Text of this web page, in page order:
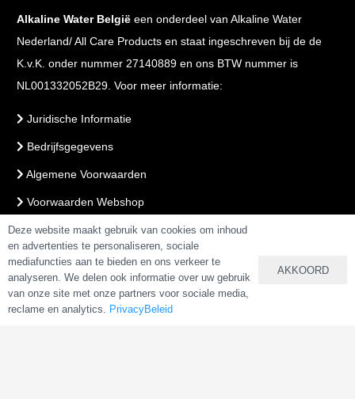
Alkaline Water België een onderdeel van Alkaline Water
Nederland/ All Care Products en staat ingeschreven bij de de
K.v.K. onder nummer 27140889 en ons BTW nummer is
NL001332052B29. Voor meer informatie:
Juridische Informatie
Bedrijfsgegevens
Algemene Voorwaarden
Voorwaarden Webshop
PrivacyBeleid
VEILIG BETALEN & BESTELLEN
Deze website maakt gebruik van cookies om inhoud
en advertenties te personaliseren, sociale
mediafuncties aan te bieden en ons verkeer te
analyseren. We delen ook informatie over uw gebruik
van onze site met onze partners voor sociale media,
reclame en analytics. PrivacyBeleid
AKKOORD